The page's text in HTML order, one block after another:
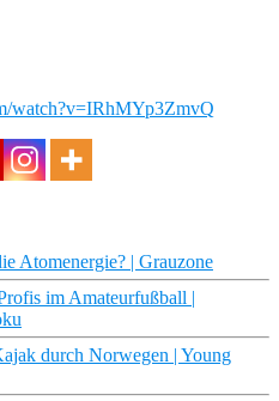
watch?v=IRhMYp3ZmvQ
Atomenergie? | Grauzone
im Amateurfußball |
durch Norwegen | Young